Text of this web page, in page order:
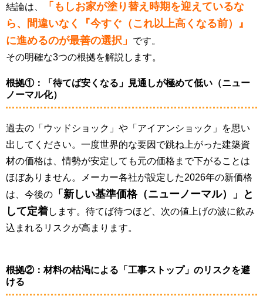
結論は、
「もしお家が塗り替え時期を迎えているな
ら、間違いなく『今すぐ（これ以上高くなる前）』
に進めるのが最善の選択」
です。
その明確な3つの根拠を解説します。
根拠①：「待てば安くなる」見通しが極めて低い（ニュー
ノーマル化）
過去の「ウッドショック」や「アイアンショック」を思い
出してください。一度世界的な要因で跳ね上がった建築資
材の価格は、情勢が安定しても元の価格まで下がることは
ほぼありません。メーカー各社が設定した2026年の新価格
は、今後の 「新しい基準価格（ニューノーマル）」と
して定着します。待てば待つほど、次の値上げの波に飲み
込まれるリスクが高まります。
根拠②：材料の枯渇による「工事ストップ」のリスクを避
ける